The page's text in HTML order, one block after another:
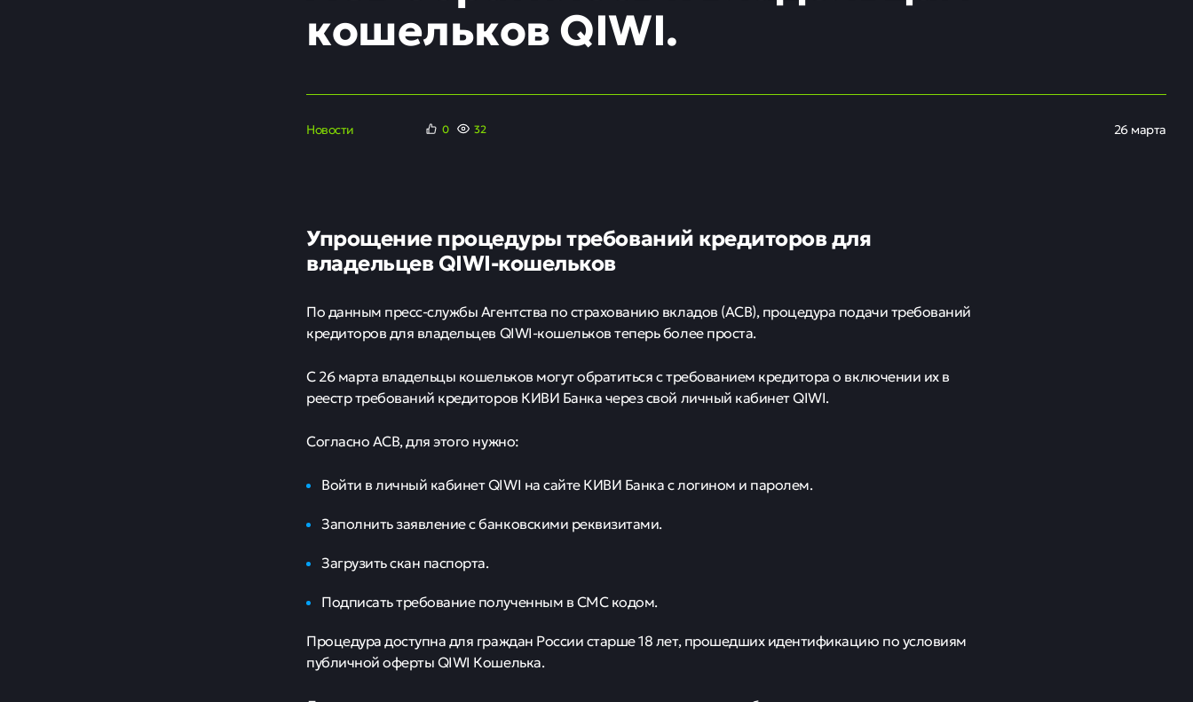
кошельков QIWI.
Новости 0 32 26 марта
Упрощение процедуры требований кредиторов для
владельцев QIWI-кошельков
По данным пресс-службы Агентства по страхованию вкладов (АСВ), процедура подачи требований
кредиторов для владельцев QIWI-кошельков теперь более проста.
С 26 марта владельцы кошельков могут обратиться с требованием кредитора о включении их в
реестр требований кредиторов КИВИ Банка через свой личный кабинет QIWI.
Согласно АСВ, для этого нужно:
Войти в личный кабинет QIWI на сайте КИВИ Банка с логином и паролем.
Заполнить заявление с банковскими реквизитами.
Загрузить скан паспорта.
Подписать требование полученным в СМС кодом.
Процедура доступна для граждан России старше 18 лет, прошедших идентификацию по условиям
публичной оферты QIWI Кошелька.